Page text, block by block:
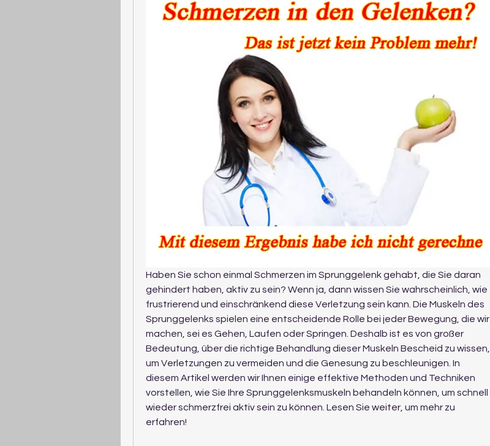
Haben Sie schon einmal Schmerzen im Sprunggelenk gehabt, die Sie daran
gehindert haben, aktiv zu sein? Wenn ja, dann wissen Sie wahrscheinlich, wie
frustrierend und einschränkend diese Verletzung sein kann. Die Muskeln des
Sprunggelenks spielen eine entscheidende Rolle bei jeder Bewegung, die wir
machen, sei es Gehen, Laufen oder Springen. Deshalb ist es von großer
Bedeutung, über die richtige Behandlung dieser Muskeln Bescheid zu wissen,
um Verletzungen zu vermeiden und die Genesung zu beschleunigen. In
diesem Artikel werden wir Ihnen einige effektive Methoden und Techniken
vorstellen, wie Sie Ihre Sprunggelenksmuskeln behandeln können, um schnell
wieder schmerzfrei aktiv sein zu können. Lesen Sie weiter, um mehr zu
erfahren!